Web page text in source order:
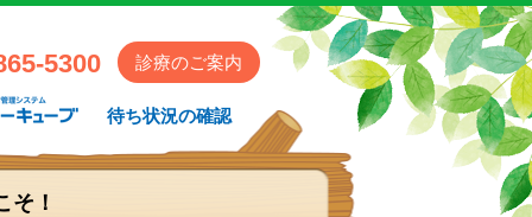
かめさきこども・アレルギークリニック
5300 診療のご案内
待ち状況の確認
そ！